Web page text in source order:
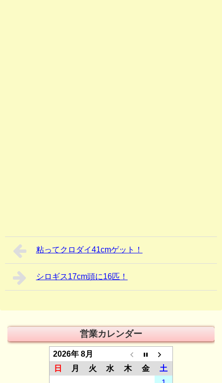
粘ってクロダイ41cmゲット！
シロギス17cm頭に16匹！
営業カレンダー
2026年 8月
日
月 火 水 木 金
土